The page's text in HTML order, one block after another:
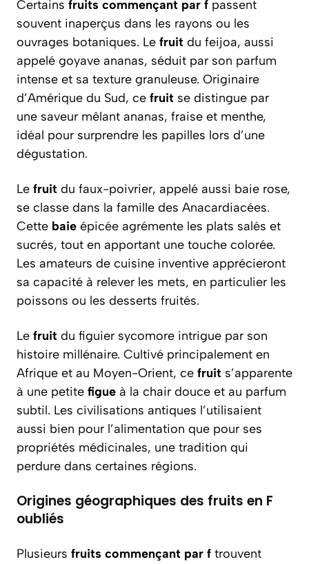
Certains fruits commençant par f passent
souvent inaperçus dans les rayons ou les
ouvrages botaniques. Le fruit du feijoa, aussi
appelé goyave ananas, séduit par son parfum
intense et sa texture granuleuse. Originaire
d’Amérique du Sud, ce fruit se distingue par
une saveur mêlant ananas, fraise et menthe,
idéal pour surprendre les papilles lors d’une
dégustation.
Le fruit du faux-poivrier, appelé aussi baie rose,
se classe dans la famille des Anacardiacées.
Cette baie épicée agrémente les plats salés et
sucrés, tout en apportant une touche colorée.
Les amateurs de cuisine inventive apprécieront
sa capacité à relever les mets, en particulier les
poissons ou les desserts fruités.
Le fruit du figuier sycomore intrigue par son
histoire millénaire. Cultivé principalement en
Afrique et au Moyen-Orient, ce fruit s’apparente
à une petite figue à la chair douce et au parfum
subtil. Les civilisations antiques l’utilisaient
aussi bien pour l’alimentation que pour ses
propriétés médicinales, une tradition qui
perdure dans certaines régions.
Origines géographiques des fruits en F
oubliés
Plusieurs fruits commençant par f trouvent